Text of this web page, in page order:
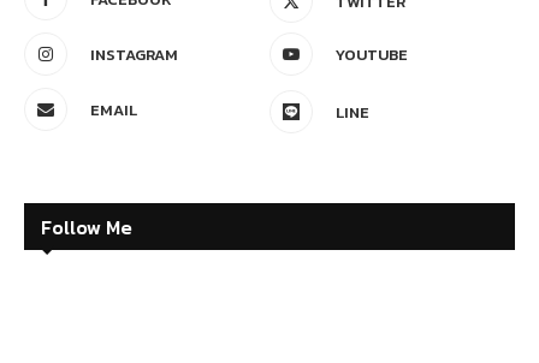
INSTAGRAM YOUTUBE
EMAIL LINE
Follow Me